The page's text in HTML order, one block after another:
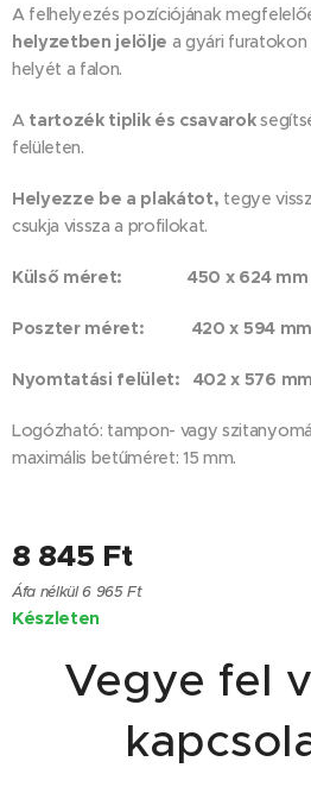
A felhelyezés pozíciójának
helyzetben jelölje a gyári furatokon
helyét a falon.
A tartozék tiplik és csavarok
felületen.
Helyezze be a plakátot, tegye
csukja vissza a profilokat.
Külső méret: 450 x 624 mm
Poszter méret: 420 x 594 mm
Nyomtatási felület: 402 x 576 mm
Logózható: tampon- vagy
maximális betűméret: 15 mm.
8 845 Ft
Áfa nélkül 6 965 Ft
Készleten
Vegye fel